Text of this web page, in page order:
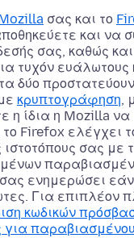
σας και το
και να
σας, καθώς
τυχόν ευάλωτους
δύο προστατεύουν
κρυπτογράφηση,
η ίδια η Mozilla να
το Firefox ελέγχει
σας με
ενημερώσει εάν
Για επιπλέον
κωδικών
για